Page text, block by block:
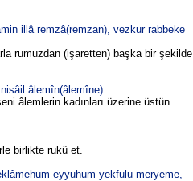
illâ remzâ(remzan), vezkur rabbeke
rumuzdan (işaretten) başka bir şekilde
âlemîn(âlemîne).
âlemlerin kadınları üzerine üstün
birlikte rukû et.
eyyuhum yekfulu meryeme,